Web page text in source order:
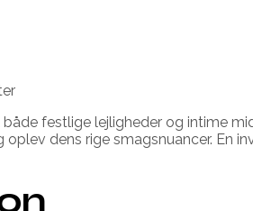
festlige lejligheder og intime
dens rige smagsnuancer. En